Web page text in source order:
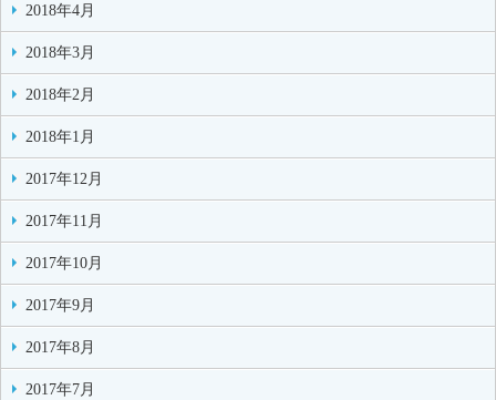
2018年4月
2018年3月
2018年2月
2018年1月
2017年12月
2017年11月
2017年10月
2017年9月
2017年8月
2017年7月